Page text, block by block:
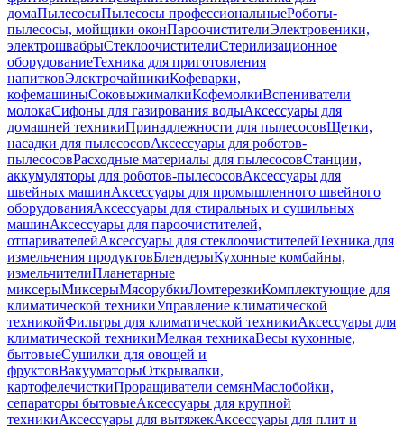
домаПылесосыПылесосы профессиональныеРоботы-
пылесосы, мойщики оконПароочистителиЭлектровеники,
электрошвабрыСтеклоочистителиСтерилизационное
оборудованиеТехника для приготовления
напитковЭлектрочайникиКофеварки,
кофемашиныСоковыжималкиКофемолкиВспениватели
молокаСифоны для газирования водыАксессуары для
домашней техникиПринадлежности для пылесосовЩетки,
насадки для пылесосовАксессуары для роботов-
пылесосовРасходные материалы для пылесосовСтанции,
аккумуляторы для роботов-пылесосовАксессуары для
швейных машинАксессуары для промышленного швейного
оборудованияАксессуары для стиральных и сушильных
машинАксессуары для пароочистителей,
отпаривателейАксессуары для стеклоочистителейТехника для
измельчения продуктовБлендерыКухонные комбайны,
измельчителиПланетарные
миксерыМиксерыМясорубкиЛомтерезкиКомплектующие для
климатической техникиУправление климатической
техникойФильтры для климатической техникиАксессуары для
климатической техникиМелкая техникаВесы кухонные,
бытовыеСушилки для овощей и
фруктовВакууматорыОткрывалки,
картофелечисткиПроращиватели семянМаслобойки,
сепараторы бытовыеАксессуары для крупной
техникиАксессуары для вытяжекАксессуары для плит и